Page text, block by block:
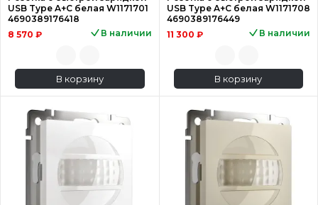
USB Type A+С белая W1171701
4690389176418
8 570 ₽
В наличии
В корзину
USB Type A+С белая W1171708
4690389176449
11 300 ₽
В наличии
В корзину